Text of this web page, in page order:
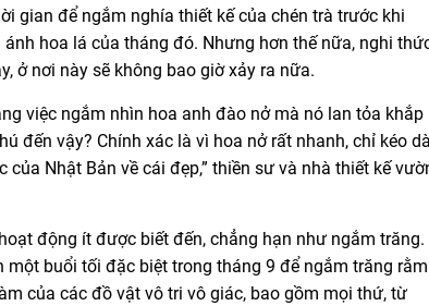
gian để ngắm nghía thiết kế của chén trà trước khi
hoa lá của tháng đó. Nhưng hơn thế nữa, nghi
ở nơi này sẽ không bao giờ xảy ra nữa.
việc ngắm nhìn hoa anh đào nở mà nó lan tỏa khắp
đến vậy? Chính xác là vì hoa nở rất nhanh, chỉ kéo
Nhật Bản về cái đẹp,” thiền sư và nhà thiết kế
động ít được biết đến, chẳng hạn như ngắm trăng.
buổi tối đặc biệt trong tháng 9 để ngắm trăng
của các đồ vật vô tri vô giác, bao gồm mọi thứ, từ